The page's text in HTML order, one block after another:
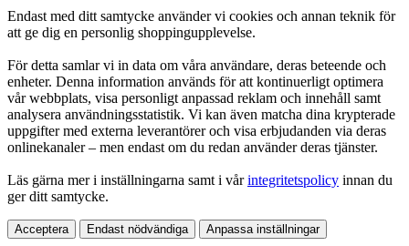
Endast med ditt samtycke använder vi cookies och annan teknik för
att ge dig en personlig shoppingupplevelse.
För detta samlar vi in data om våra användare, deras beteende och
enheter. Denna information används för att kontinuerligt optimera
vår webbplats, visa personligt anpassad reklam och innehåll samt
analysera användningsstatistik. Vi kan även matcha dina krypterade
uppgifter med externa leverantörer och visa erbjudanden via deras
onlinekanaler – men endast om du redan använder deras tjänster.
Läs gärna mer i inställningarna samt i vårintegritetspolicy innan du
ger ditt samtycke.
Acceptera Endast nödvändiga Anpassa inställningar